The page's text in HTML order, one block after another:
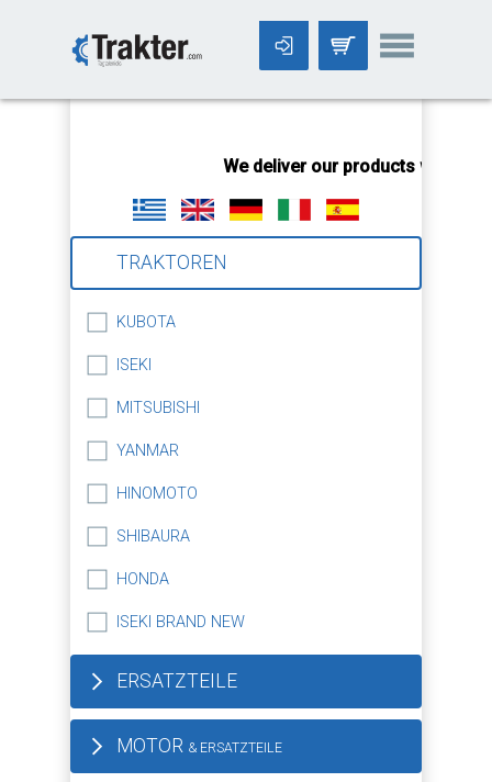
We deliver our products
TRAKTOREN
KUBOTA
ISEKI
MITSUBISHI
YANMAR
HINOMOTO
SHIBAURA
HONDA
ISEKI BRAND NEW
ERSATZTEILE
MOTOR & ERSATZTEILE